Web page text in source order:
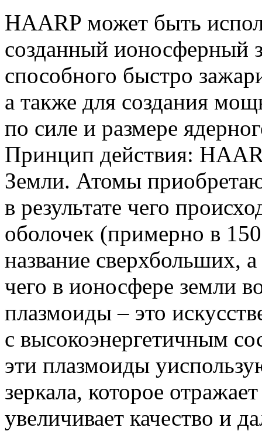
HAARP может быть
созданный ионосферный
способного быстро
а также для создания
по силе и размере
Принцип действия:
Земли. Атомы
в результате чего
оболочек (примерно в
название сверхбольших,
чего в ионосфере земли
плазмоиды – это
с высокоэнергетичным
эти плазмоиды
зеркала, которое
увеличивает качество и